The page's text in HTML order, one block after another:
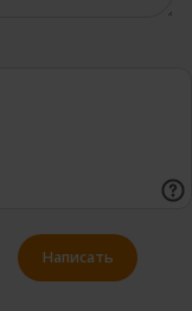
Написать